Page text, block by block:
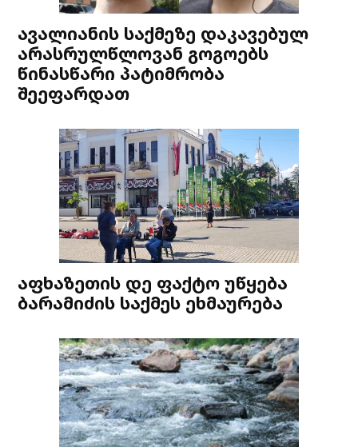
ავალიანის საქმეზე დაკავებულ
არასრულწლოვან გოგოებს
წინასწარი პატიმრობა
შეეფარდათ
აფხაზეთის დე ფაქტო უწყება
ბარამიძის საქმეს ეხმაურება